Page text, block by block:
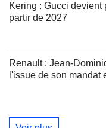
Kering : Gucci
partir de 2027
Renault : Jean-
l'issue de son mandat